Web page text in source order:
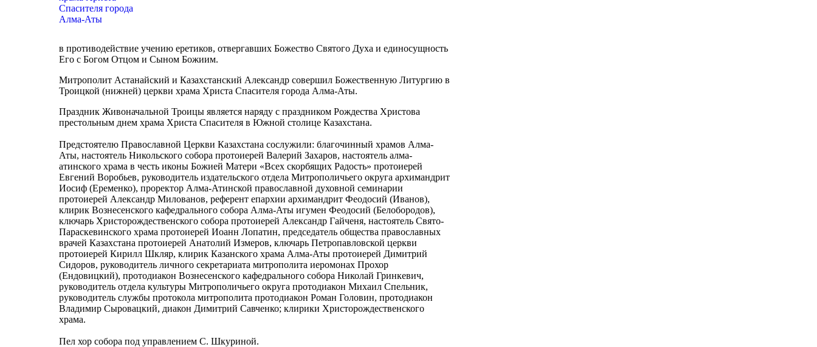
в противодействие учению еретиков, отвергавших Божество Святого Духа и единосущность
Его с Богом Отцом и Сыном Божиим.
Митрополит Астанайский и Казахстанский Александр совершил Божественную Литургию в
Троицкой (нижней) церкви храма Христа Спасителя города Алма-Аты.
Праздник Живоначальной Троицы является наряду с праздником Рождества Христова
престольным днем храма Христа Спасителя в Южной столице Казахстана.
Предстоятелю Православной Церкви Казахстана сослужили: благочинный храмов Алма-
Аты, настоятель Никольского собора протоиерей Валерий Захаров, настоятель алма-
атинского храма в честь иконы Божией Матери «Всех скорбящих Радость» протоиерей
Евгений Воробьев, руководитель издательского отдела Митрополичьего округа архимандрит
Иосиф (Еременко), проректор Алма-Атинской православной духовной семинарии
протоиерей Александр Милованов, референт епархии архимандрит Феодосий (Иванов),
клирик Вознесенского кафедрального собора Алма-Аты игумен Феодосий (Белобородов),
ключарь Христорождественского собора протоиерей Александр Гайченя, настоятель Свято-
Параскевинского храма протоиерей Иоанн Лопатин, председатель общества православных
врачей Казахстана протоиерей Анатолий Измеров, ключарь Петропавловской церкви
протоиерей Кирилл Шкляр, клирик Казанского храма Алма-Аты протоиерей Димитрий
Сидоров, руководитель личного секретариата митрополита иеромонах Прохор
(Ендовицкий), протодиакон Вознесенского кафедрального собора Николай Гринкевич,
руководитель отдела культуры Митрополичьего округа протодиакон Михаил Спельник,
руководитель службы протокола митрополита протодиакон Роман Головин, протодиакон
Владимир Сыровацкий, диакон Димитрий Савченко; клирики Христорождественского
храма.
Пел хор собора под управлением С. Шкуриной.